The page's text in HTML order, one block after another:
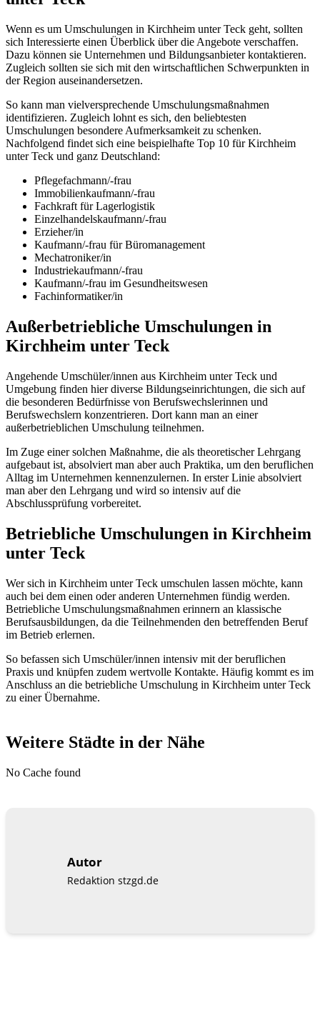
Wenn es um Umschulungen in Kirchheim unter Teck geht, sollten
sich Interessierte einen Überblick über die Angebote verschaffen.
Dazu können sie Unternehmen und Bildungsanbieter kontaktieren.
Zugleich sollten sie sich mit den wirtschaftlichen Schwerpunkten in
der Region auseinandersetzen.
So kann man vielversprechende Umschulungsmaßnahmen
identifizieren. Zugleich lohnt es sich, den beliebtesten
Umschulungen besondere Aufmerksamkeit zu schenken.
Nachfolgend findet sich eine beispielhafte Top 10 für Kirchheim
unter Teck und ganz Deutschland:
Pflegefachmann/-frau
Immobilienkaufmann/-frau
Fachkraft für Lagerlogistik
Einzelhandelskaufmann/-frau
Erzieher/in
Kaufmann/-frau für Büromanagement
Mechatroniker/in
Industriekaufmann/-frau
Kaufmann/-frau im Gesundheitswesen
Fachinformatiker/in
Außerbetriebliche Umschulungen in
Kirchheim unter Teck
Angehende Umschüler/innen aus Kirchheim unter Teck und
Umgebung finden hier diverse Bildungseinrichtungen, die sich auf
die besonderen Bedürfnisse von Berufswechslerinnen und
Berufswechslern konzentrieren. Dort kann man an einer
außerbetrieblichen Umschulung teilnehmen.
Im Zuge einer solchen Maßnahme, die als theoretischer Lehrgang
aufgebaut ist, absolviert man aber auch Praktika, um den beruflichen
Alltag im Unternehmen kennenzulernen. In erster Linie absolviert
man aber den Lehrgang und wird so intensiv auf die
Abschlussprüfung vorbereitet.
Betriebliche Umschulungen in Kirchheim
unter Teck
Wer sich in Kirchheim unter Teck umschulen lassen möchte, kann
auch bei dem einen oder anderen Unternehmen fündig werden.
Betriebliche Umschulungsmaßnahmen erinnern an klassische
Berufsausbildungen, da die Teilnehmenden den betreffenden Beruf
im Betrieb erlernen.
So befassen sich Umschüler/innen intensiv mit der beruflichen
Praxis und knüpfen zudem wertvolle Kontakte. Häufig kommt es im
Anschluss an die betriebliche Umschulung in Kirchheim unter Teck
zu einer Übernahme.
Weitere Städte in der Nähe
No Cache found
Autor
Redaktion stzgd.de